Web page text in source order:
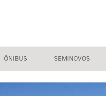
ÔNIBUS SEMINOVOS